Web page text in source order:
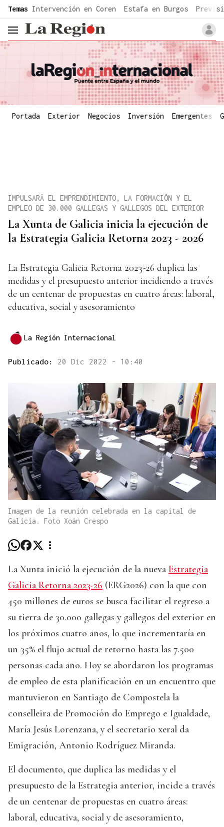
common.go-to-content
Temas Intervención en Coren Estafa en Burgos
header.menu.open
Portada Exterior Negocios Inversión Emergentes
La Xunta de Galicia inicia la ejecución de
la Estrategia Galicia Retorna 2023 - 2026
IMPULSARÁ EL EMPRENDIMIENTO, LA FORMACIÓN Y EL
EMPLEO DE 30.000 GALLEGAS Y GALLEGOS DEL EXTERIOR
La Estrategia Galicia Retorna 2023-26 duplica las
medidas y el presupuesto anterior incidiendo a través
de un centenar de propuestas en cuatro áreas: laboral,
educativa, social y asesoramiento
La Región Internacional
Publicado: 20 Dic 2022 - 10:40
Imagen de la reunión celebrada en la capital de
Galicia. Foto Xoán Crespo
La Xunta inició la ejecución de la nueva Estrategia
Galicia Retorna 2023-26 (ERG2026) con la que con
450 millones de euros se busca facilitar el regreso a
su tierra de 30.000 gallegas y gallegos del exterior en
los próximos cuatro años, lo que incrementaría en
un 35% el flujo actual de retorno hasta las 7.500
personas cada año. Hoy se abordaron los programas
de empleo de esta planificación en un encuentro que
mantuvieron en Santiago de Compostela la
conselleira de Promoción do Emprego e Igualdade,
María Jesús Lorenzana, y el secretario xeral da
Emigración, Antonio Rodríguez Miranda.
El documento, que duplica las medidas y el
presupuesto de la Estrategia anterior, incide a través
de un centenar de propuestas en cuatro áreas:
laboral, educativa, social y de asesoramiento,